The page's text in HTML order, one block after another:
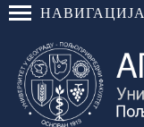
НАВИГАЦИЈА